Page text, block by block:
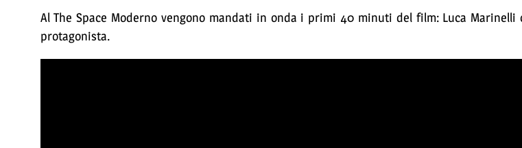
Al The Space Moderno vengono mandati in onda i primi 40 minuti del film: Luca Marinelli
protagonista.